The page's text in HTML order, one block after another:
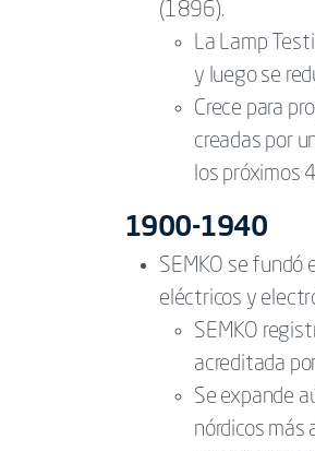
(1896).
La Lamp
y luego se
Crece para
creadas por
los próximos
1900-1940
SEMKO se fundó
eléctricos y
SEMKO
acreditada
Se expande
nórdicos más